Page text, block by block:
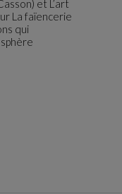
et L’art
La faïencerie
qui